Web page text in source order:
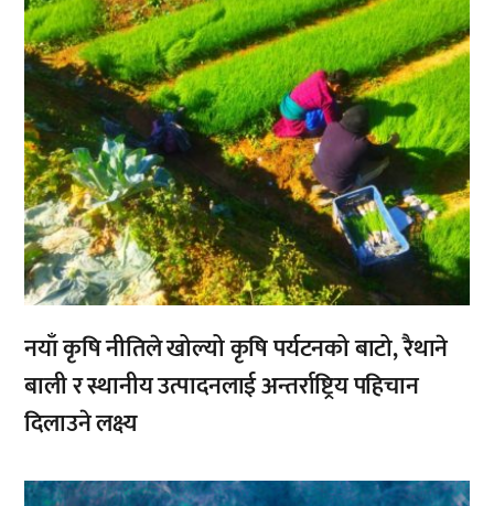
नयाँ कृषि नीतिले खोल्यो कृषि पर्यटनको बाटो, रैथाने
बाली र स्थानीय उत्पादनलाई अन्तर्राष्ट्रिय पहिचान
दिलाउने लक्ष्य
,